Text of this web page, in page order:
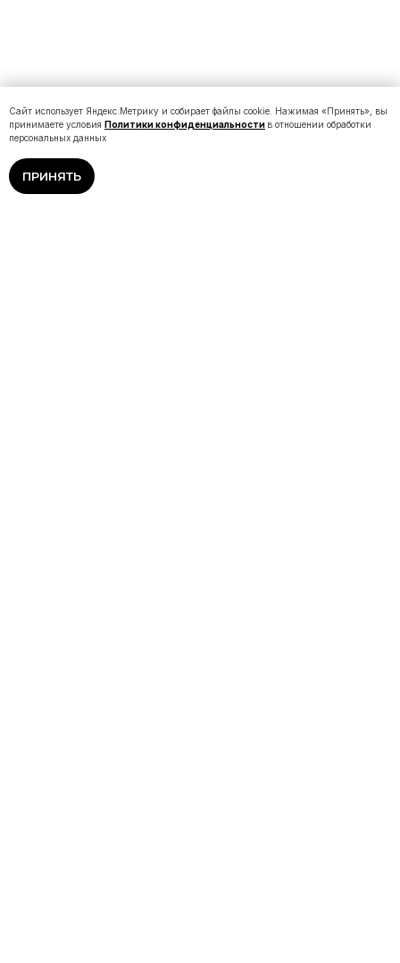
Сайт использует Яндекс.Метрику и собирает файлы cookie. Нажимая «Принять», вы
принимаете условия Политики конфиденциальности в отношении обработки
персональных данных
ПРИНЯТЬ